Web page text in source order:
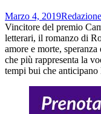
Marzo 4, 2019Redazione
Vincitore del premio
letterari, il romanzo di
amore e morte,
che più rappresenta la
tempi bui che